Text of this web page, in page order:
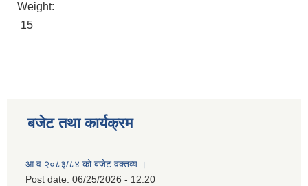
Weight:
15
बजेट तथा कार्यक्रम
आ.व २०८३/८४ को बजेट वक्तव्य ।
Post date: 06/25/2026 - 12:20